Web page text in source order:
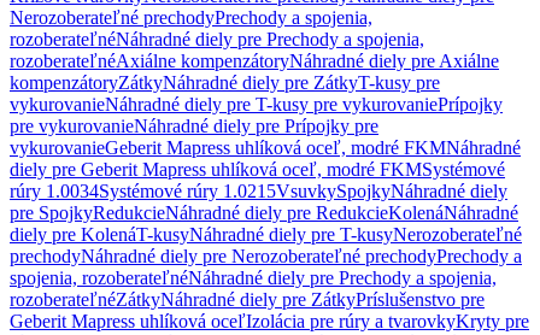
Nerozoberateľné prechodyPrechody a spojenia,
rozoberateľnéNáhradné diely pre Prechody a spojenia,
rozoberateľnéAxiálne kompenzátoryNáhradné diely pre Axiálne
kompenzátoryZátkyNáhradné diely pre ZátkyT-kusy pre
vykurovanieNáhradné diely pre T-kusy pre vykurovaniePrípojky
pre vykurovanieNáhradné diely pre Prípojky pre
vykurovanieGeberit Mapress uhlíková oceľ, modré FKMNáhradné
diely pre Geberit Mapress uhlíková oceľ, modré FKMSystémové
rúry 1.0034Systémové rúry 1.0215VsuvkySpojkyNáhradné diely
pre SpojkyRedukcieNáhradné diely pre RedukcieKolenáNáhradné
diely pre KolenáT-kusyNáhradné diely pre T-kusyNerozoberateľné
prechodyNáhradné diely pre Nerozoberateľné prechodyPrechody a
spojenia, rozoberateľnéNáhradné diely pre Prechody a spojenia,
rozoberateľnéZátkyNáhradné diely pre ZátkyPríslušenstvo pre
Geberit Mapress uhlíková oceľIzolácia pre rúry a tvarovkyKryty pre